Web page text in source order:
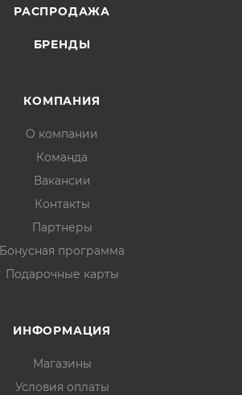
РАСПРОДАЖА
БРЕНДЫ
КОМПАНИЯ
О компании
Команда
Вакансии
Контакты
Партнеры
Бонусная программа
Подарочные карты
ИНФОРМАЦИЯ
Магазины
Условия оплаты